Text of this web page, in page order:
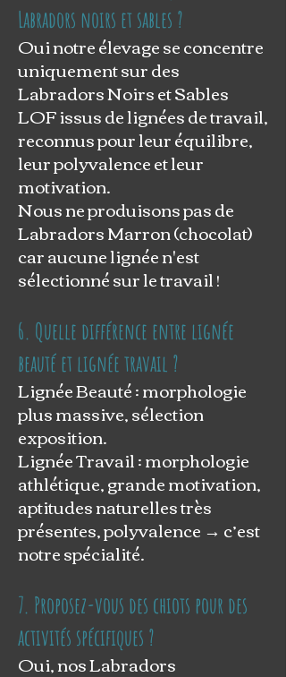
Labradors noirs et sables ?
Oui notre élevage se concentre
uniquement sur des
Labradors Noirs et Sables
LOF issus de lignées de travail,
reconnus pour leur équilibre,
leur polyvalence et leur
motivation.
Nous ne produisons pas de
Labradors Marron (chocolat)
car aucune lignée n'est
sélectionné sur le travail !
6. Quelle différence entre lignée
beauté et lignée travail ?
Lignée Beauté : morphologie
plus massive, sélection
exposition.
Lignée Travail : morphologie
athlétique, grande motivation,
aptitudes naturelles très
présentes, polyvalence → c’est
notre spécialité.
7. Proposez-vous des chiots pour des
activités spécifiques ?
Oui, nos Labradors